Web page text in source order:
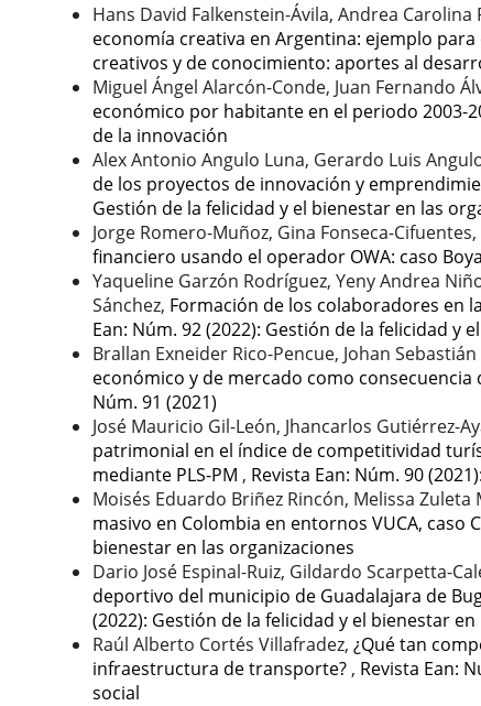
Hans David Falkenstein-Ávila, Andrea
economía creativa en Argentina: ejemplo
creativos y de conocimiento: aportes al
Miguel Ángel Alarcón-Conde, Juan Fernando
económico por habitante en el periodo 2003-
de la innovación
Alex Antonio Angulo Luna, Gerardo Luis
de los proyectos de innovación y
Gestión de la felicidad y el bienestar en las
Jorge Romero-Muñoz, Gina Fonseca-
financiero usando el operador OWA: caso
Yaqueline Garzón Rodríguez, Yeny Andrea
Sánchez, Formación de los colaboradores en
Ean: Núm. 92 (2022): Gestión de la felicidad y
Brallan Exneider Rico-Pencue, Johan
económico y de mercado como
Núm. 91 (2021)
José Mauricio Gil-León, Jhancarlos Gutiérrez-
patrimonial en el índice de competitividad
mediante PLS-PM , Revista Ean: Núm. 90
Moisés Eduardo Briñez Rincón, Melissa Zuleta
masivo en Colombia en entornos VUCA, caso
bienestar en las organizaciones
Dario José Espinal-Ruiz, Gildardo Scarpetta-
deportivo del municipio de Guadalajara de
(2022): Gestión de la felicidad y el bienestar
Raúl Alberto Cortés Villafradez, ¿Qué tan
infraestructura de transporte? , Revista Ean:
social